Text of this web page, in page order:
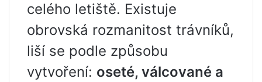
celého letiště. Existuje
obrovská rozmanitost trávníků,
liší se podle způsobu
vytvoření: oseté, válcované a